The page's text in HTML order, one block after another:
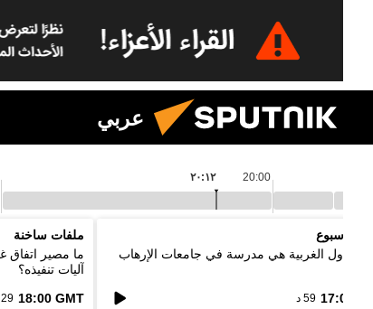
عربي
20:00 ٢٠:١٢
الأسبوع
الدول الغربية هي مدرسة في جامعات الإرهاب
17:00 59 د
ملفات ساخنة
ما مصير اتفاق
آليات تنفيذه؟
18:00 GMT 29 د